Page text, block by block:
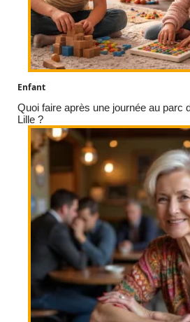
Enfant
Quoi faire après une journée au parc
Lille ?